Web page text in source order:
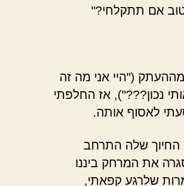
אם תתקלחי?"
("היי אני מה זה
נכון???"), אז החלפתי
לאסוף אותה.
החיוך שלה התרחב
את המרחק ביננו
שלרגע קפאתי,